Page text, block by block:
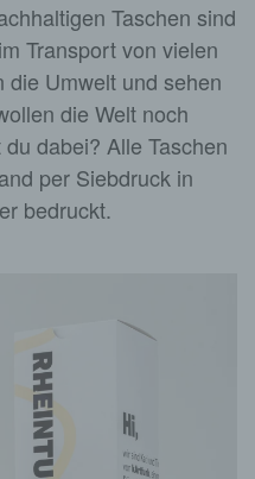
Taschen sind
Transport von vielen
die Umwelt und sehen
die Welt noch
dabei? Alle Taschen
per Siebdruck in
bedruckt.